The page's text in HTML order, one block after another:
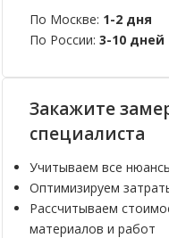
По Москве: 1-2 дня
По России: 3-10 дней
Закажите
специалиста
Учитываем все
Оптимизируем
Рассчитываем
материалов и работ